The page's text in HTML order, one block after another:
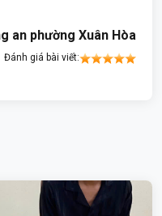
an phường Xuân Hòa
Đánh giá bài viết: